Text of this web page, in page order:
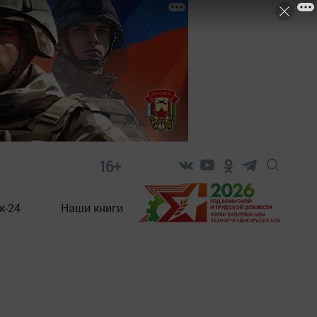
16+
24 Наши книги